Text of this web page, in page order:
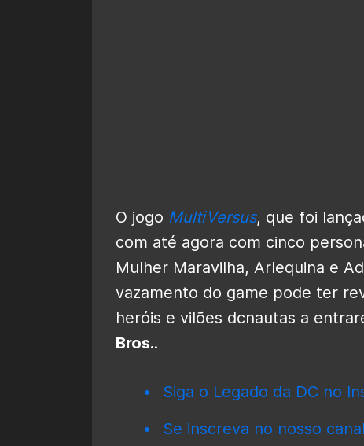
O jogo MultiVersus, que foi
com até agora com cinco
Mulher Maravilha, Arlequina e
vazamento do game pode ter
heróis e vilões dcnautas a
Bros..
Siga o Legado da DC no
Se inscreva no nosso